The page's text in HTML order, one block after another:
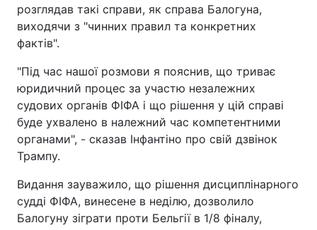
розглядав такі справи, як справа Балогуна,
виходячи з "чинних правил та конкретних
фактів".
"Під час нашої розмови я пояснив, що триває
юридичний процес за участю незалежних
судових органів ФІФА і що рішення у цій справі
буде ухвалено в належний час компетентними
органами", - сказав Інфантіно про свій дзвінок
Трампу.
Видання зауважило, що рішення дисциплінарного
судді ФІФА, винесене в неділю, дозволило
Балогуну зіграти проти Бельгії в 1/8 фіналу,